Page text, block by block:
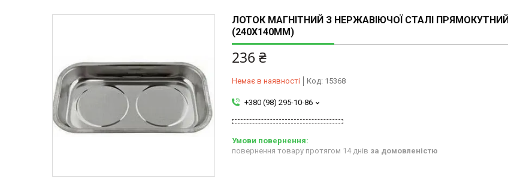
ЛОТОК МАГНІТНИЙ З НЕРЖАВІЮЧОЇ СТАЛІ ПРЯМОКУТНИЙ
(240Х140ММ)
236 ₴
Немає в наявності Код: 15368
+380 (98) 295-10-86
повернення товару протягом 14 днів за домовленістю